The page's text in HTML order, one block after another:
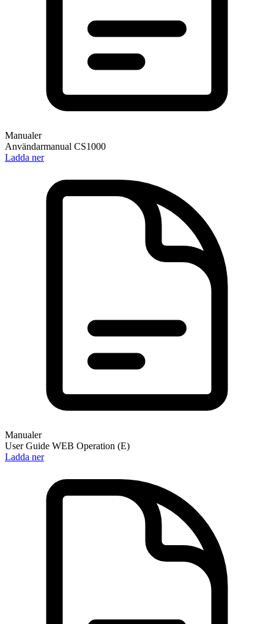
Manualer
Användarmanual CS1000
Ladda ner
Manualer
User Guide WEB Operation (E)
Ladda ner